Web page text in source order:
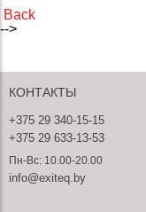
Back
-->
КОНТАКТЫ
+375 29 340-15-15
+375 29 633-13-53
Пн-Вс: 10.00-20.00
info@exiteq.by